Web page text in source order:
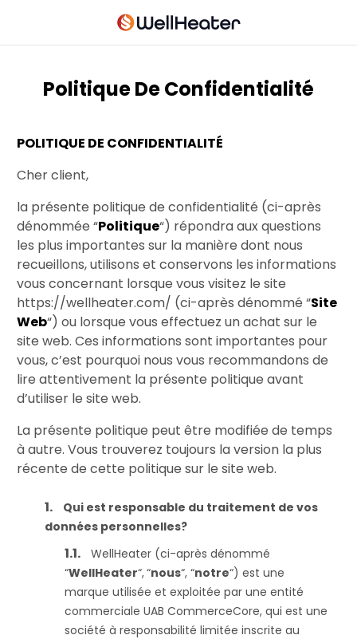
Politique De Confidentialité
POLITIQUE DE CONFIDENTIALITÉ
Cher client,
la présente politique de confidentialité (ci-après
dénommée “Politique“) répondra aux questions
les plus importantes sur la manière dont nous
recueillons, utilisons et conservons les informations
vous concernant lorsque vous visitez le site
https://wellheater.com/ (ci-après dénommé “Site
Web“) ou lorsque vous effectuez un achat sur le
site web. Ces informations sont importantes pour
vous, c’est pourquoi nous vous recommandons de
lire attentivement la présente politique avant
d’utiliser le site web.
La présente politique peut être modifiée de temps
à autre. Vous trouverez toujours la version la plus
récente de cette politique sur le site web.
Qui est responsable du traitement de vos
données personnelles?
WellHeater (ci-après dénommé
“WellHeater“,“nous“, “notre“) est une
marque utilisée et exploitée par une entité
commerciale UAB CommerceCore, qui est une
société à responsabilité limitée inscrite au